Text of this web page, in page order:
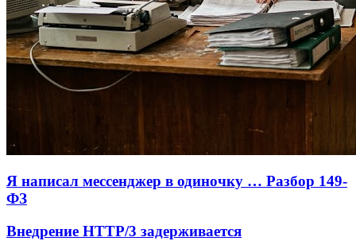
Я написал мессенджер в одиночку … Разбор 149-
ФЗ
Внедрение HTTP/3 задерживается